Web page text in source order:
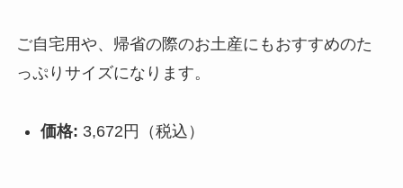
ご自宅用や、帰省の際のお土産にもおすすめのた
っぷりサイズになります。
価格: 3,672円（税込）